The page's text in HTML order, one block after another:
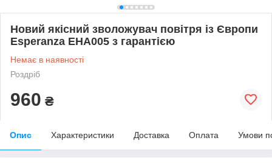
Новий якісний зволожувач повітря із Європи
Esperanza EHA005 з гарантією
Немає в наявності
Роздріб
960 ₴
Опис Характеристики Доставка Оплата Умови